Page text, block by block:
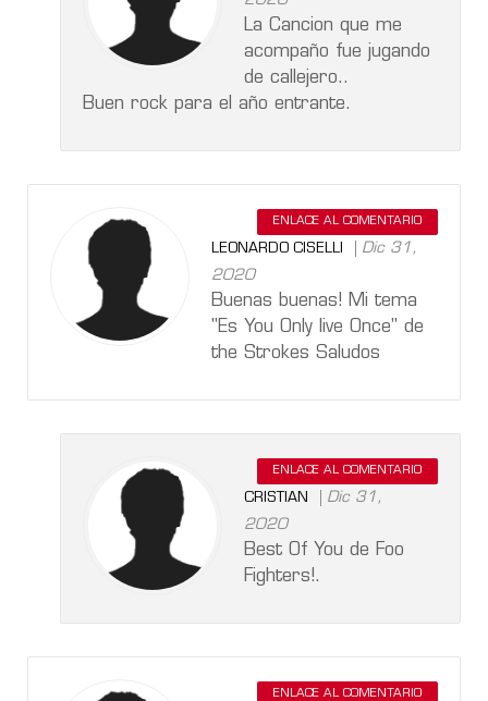
La Cancion que me
acompaño fue jugando
de callejero..
Buen rock para el año entrante.
ENLACE AL COMENTARIO
LEONARDO CISELLI
Dic 31,
2020
Buenas buenas! Mi tema
"Es You Only live Once" de
the Strokes Saludos
ENLACE AL COMENTARIO
CRISTIAN
Dic 31,
2020
Best Of You de Foo
Fighters!.
ENLACE AL COMENTARIO